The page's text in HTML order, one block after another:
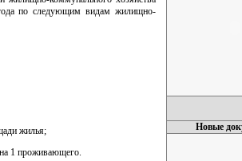
по следующим видам жилищно-
жилья;
1 проживающего.
Новые